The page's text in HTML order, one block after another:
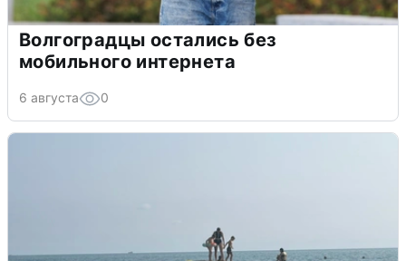
Волгоградцы остались без
мобильного интернета
6 августа 0